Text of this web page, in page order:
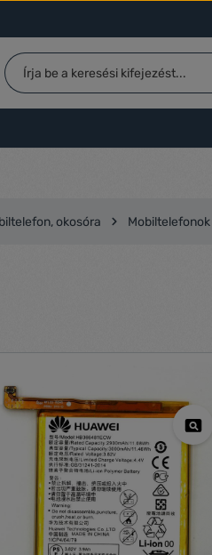
okosóra Mobiltelefonok